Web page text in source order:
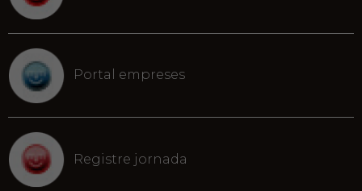
Portal empreses
Registre jornada